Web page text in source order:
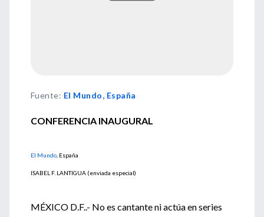
Fuente: El Mundo, España
CONFERENCIA INAUGURAL
El Mundo , España
ISABEL F. LANTIGUA (enviada especial)
MÉXICO D.F..- No es cantante ni actúa en series